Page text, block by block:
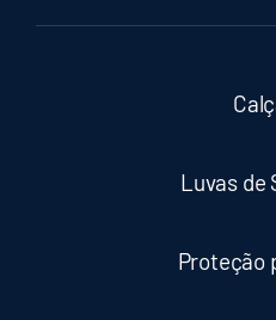
Luvas de
Proteção